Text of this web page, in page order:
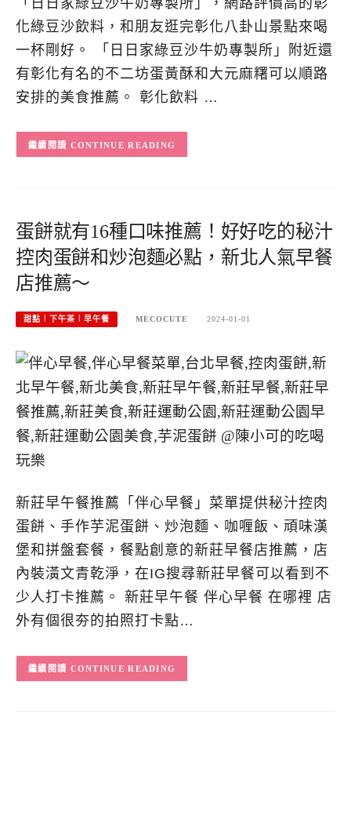
化綠豆沙飲料，和朋友逛完彰化八卦山景點來喝
一杯剛好。 「日日家綠豆沙牛奶專製所」附近還
有彰化有名的不二坊蛋黃酥和大元麻糬可以順路
安排的美食推薦。 彰化飲料 …
CONTINUE READING
蛋餅就有16種口味推薦！好好吃的秘汁
控肉蛋餅和炒泡麵必點，新北人氣早餐
店推薦～
甜點︱下午茶︱早午餐 MECOCUTE 2024-01-01
新莊早午餐推薦「伴心早餐」菜單提供秘汁控肉
蛋餅、手作芋泥蛋餅、炒泡麵、咖喱飯、頑味漢
堡和拼盤套餐，餐點創意的新莊早餐店推薦，店
內裝潢文青乾淨，在IG搜尋新莊早餐可以看到不
少人打卡推薦。 新莊早午餐 伴心早餐 在哪裡 店
外有個很夯的拍照打卡點…
CONTINUE READING